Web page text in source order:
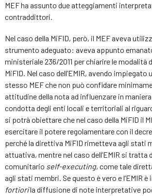
MEF ha assunto due atteggiamenti
contraddittori.
Nel caso della MiFID, però, il MEF aveva
strumento adeguato: aveva appunto
ministeriale 236/2011 per chiarire le modalità
MiFID. Nel caso dell’EMIR, avendo impiegato
stesso MEF che non può confidare
attitudine della nota ad influenzare in
condotta degli enti locali e territoriali al
si potrà obiettare che nel caso della MiFID il
esercitare il potere regolamentare con il
perché la direttiva MiFID rimetteva agli stati
attuativa, mentre nel caso dell’EMIR si tratta
comunitario self-executing, come tale
agli stati membri. Se questo è vero e l’EMIR
fortiorila diffusione di note interpretative